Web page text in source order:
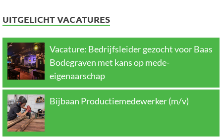
UITGELICHT VACATURES
Vacature: Bedrijfsleider gezocht voor Baas
Bodegraven met kans op mede-
eigenaarschap
Bijbaan Productiemedewerker (m/v)